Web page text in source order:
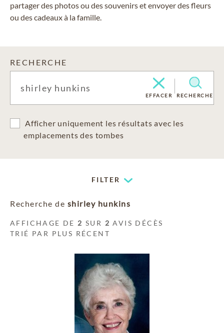
partager des photos ou des souvenirs et envoyer des fleurs
ou des cadeaux à la famille.
RECHERCHE
EFFACER RECHERCHE
Afficher uniquement les résultats avec les
emplacements des tombes
FILTER
Recherche de shirley hunkins
AFFICHAGE DE 2 SUR 2 AVIS DÉCÈS
TRIÉ PAR PLUS RÉCENT